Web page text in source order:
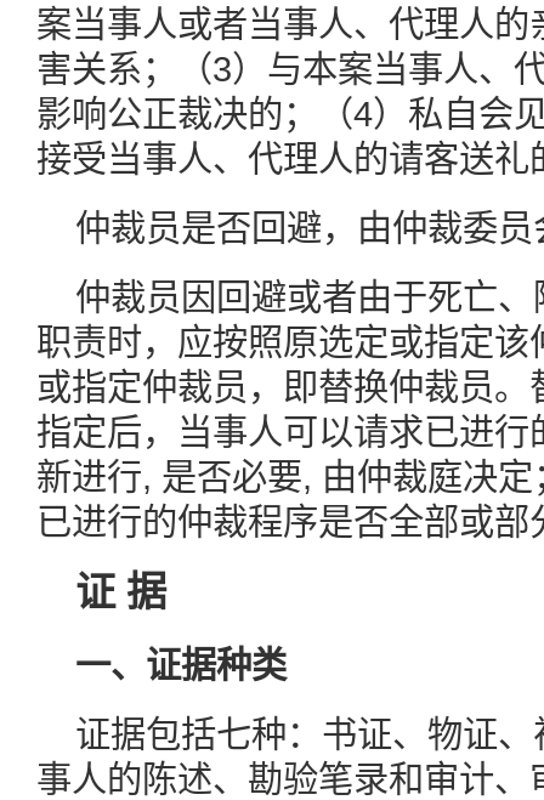
案当事人或者当事人、代理人
害关系；（3）与本案当事人、
影响公正裁决的；（4）私自会
接受当事人、代理人的请客送
仲裁员是否回避，由仲裁委
仲裁员因回避或者由于死亡
职责时，应按照原选定或指定
或指定仲裁员，即替换仲裁员
指定后，当事人可以请求已进
新进行, 是否必要, 由仲裁庭决
已进行的仲裁程序是否全部或部
证 据
一、证据种类
证据包括七种：书证、物证
事人的陈述、勘验笔录和审计